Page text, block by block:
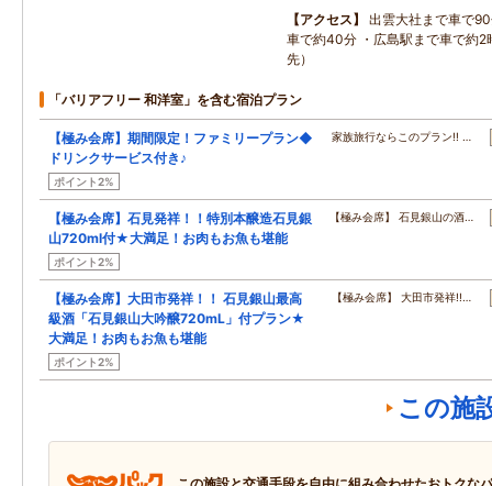
アクセス
出雲大社まで車で
車で約40分 ・広島駅まで車で約2
先）
「バリアフリー 和洋室」を含む宿泊プラン
【極み会席】期間限定！ファミリープラン◆
ドリンクサービス付き♪
ポイント2%
家族旅行ならこのプラン!! …
【極み会席】石見発祥！！特別本醸造石見銀
山720ml付★大満足！お肉もお魚も堪能
ポイント2%
【極み会席】 石見銀山の酒…
【極み会席】大田市発祥！！ 石見銀山最高
級酒「石見銀山大吟醸720mL」付プラン★
大満足！お肉もお魚も堪能
ポイント2%
【極み会席】 大田市発祥!!…
この施